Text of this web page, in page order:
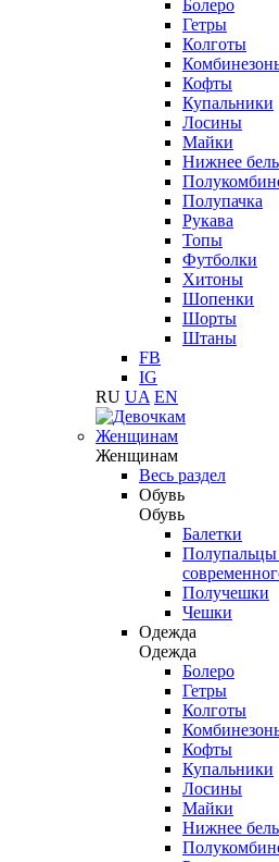
Болеро
Гетры
Колготы
Кофты
Купальники
Лосины
Майки
Нижнее
Полупачка
Рукава
Топы
Футболки
Хитоны
Шопенки
Шорты
Штаны
FB
IG
RU UA EN
Женщинам
Женщинам
Весь раздел
Обувь
Обувь
Балетки
Полупальцы
Получешки
Чешки
Одежда
Одежда
Болеро
Гетры
Колготы
Кофты
Купальники
Лосины
Майки
Нижнее